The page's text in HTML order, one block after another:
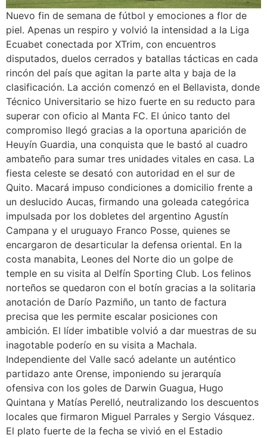
Nuevo fin de semana de fútbol y emociones a flor de
piel. Apenas un respiro y volvió la intensidad a la Liga
Ecuabet conectada por XTrim, con encuentros
disputados, duelos cerrados y batallas tácticas en cada
rincón del país que agitan la parte alta y baja de la
clasificación. La acción comenzó en el Bellavista, donde
Técnico Universitario se hizo fuerte en su reducto para
superar con oficio al Manta FC. El único tanto del
compromiso llegó gracias a la oportuna aparición de
Heuyín Guardia, una conquista que le bastó al cuadro
ambateño para sumar tres unidades vitales en casa. La
fiesta celeste se desató con autoridad en el sur de
Quito. Macará impuso condiciones a domicilio frente a
un deslucido Aucas, firmando una goleada categórica
impulsada por los dobletes del argentino Agustín
Campana y el uruguayo Franco Posse, quienes se
encargaron de desarticular la defensa oriental. En la
costa manabita, Leones del Norte dio un golpe de
temple en su visita al Delfín Sporting Club. Los felinos
norteños se quedaron con el botín gracias a la solitaria
anotación de Darío Pazmiño, un tanto de factura
precisa que les permite escalar posiciones con
ambición. El líder imbatible volvió a dar muestras de su
inagotable poderío en su visita a Machala.
Independiente del Valle sacó adelante un auténtico
partidazo ante Orense, imponiendo su jerarquía
ofensiva con los goles de Darwin Guagua, Hugo
Quintana y Matías Perelló, neutralizando los descuentos
locales que firmaron Miguel Parrales y Sergio Vásquez.
El plato fuerte de la fecha se vivió en el Estadio